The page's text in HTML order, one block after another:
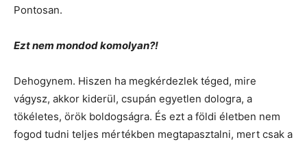
Pontosan.
Ezt nem mondod komolyan?!
Dehogynem. Hiszen ha megkérdezlek téged, mire
vágysz, akkor kiderül, csupán egyetlen dologra, a
tökéletes, örök boldogságra. És ezt a földi életben nem
fogod tudni teljes mértékben megtapasztalni, mert csak a